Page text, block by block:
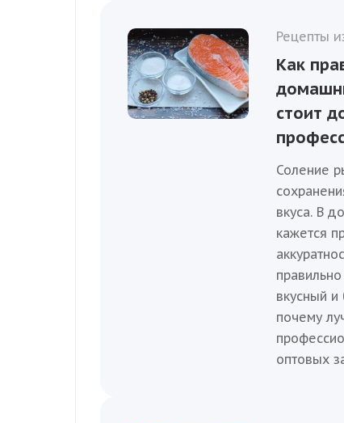
Рецепты
Как
стоит
Соление
вкуса. В
кажется
вкусный и
почему
оптовых